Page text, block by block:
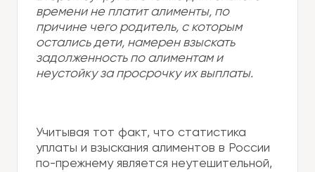
времени не платит алименты, по
причине чего родитель, с которым
остались дети, намерен взыскать
задолженность по алиментам и
неустойку за просрочку их выплаты.
Учитывая тот факт, что статистика
уплаты и взыскания алиментов в России
по-прежнему является неутешительной,